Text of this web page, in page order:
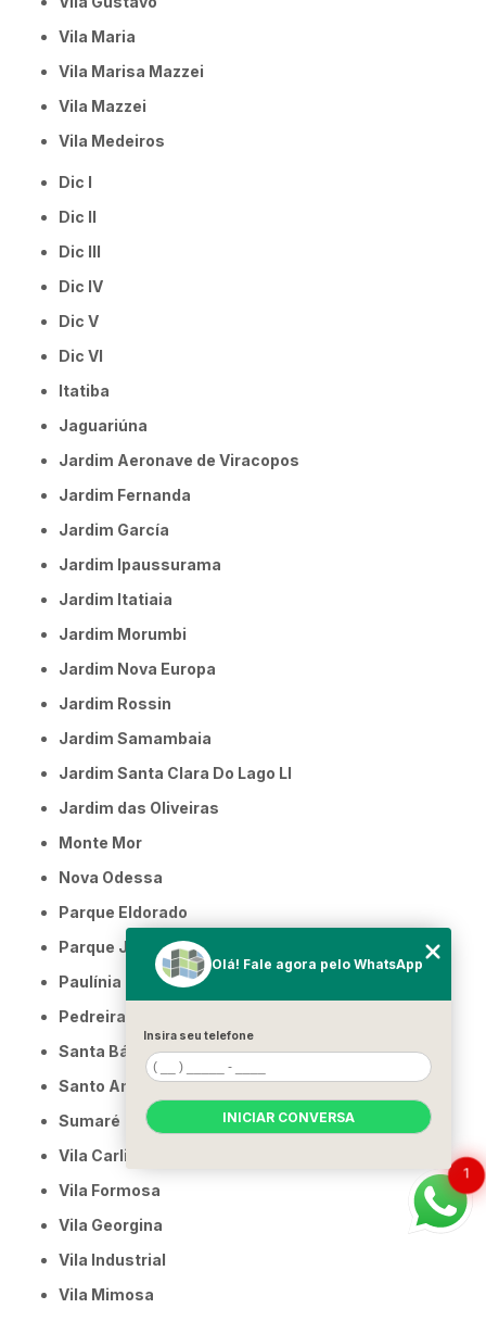
Vila Maria
Vila Marisa Mazzei
Vila Mazzei
Vila Medeiros
Dic I
Dic II
Dic III
Dic IV
Dic V
Dic VI
Itatiba
Jaguariúna
Jardim Aeronave de Viracopos
Jardim Fernanda
Jardim García
Jardim Ipaussurama
Jardim Itatiaia
Jardim Morumbi
Jardim Nova Europa
Jardim Rossin
Jardim Samambaia
Jardim Santa Clara Do Lago Ll
Jardim das Oliveiras
Monte Mor
Nova Odessa
Parque Eldorado
Parque Jambeiro
Paulínia
Pedreira
Santa Bárbara d'Oeste
Santo Antônio de Posse
Sumaré
Vila Carlito
Vila Formosa
Vila Georgina
Vila Industrial
Vila Mimosa
1
Olá! Fale agora pelo WhatsApp
Insira seu telefone
INICIAR CONVERSA